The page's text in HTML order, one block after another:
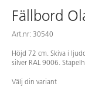
Fällbord
Art.nr: 30540
Höjd 72 cm. Skiva i
silver RAL 9006.
Välj din variant